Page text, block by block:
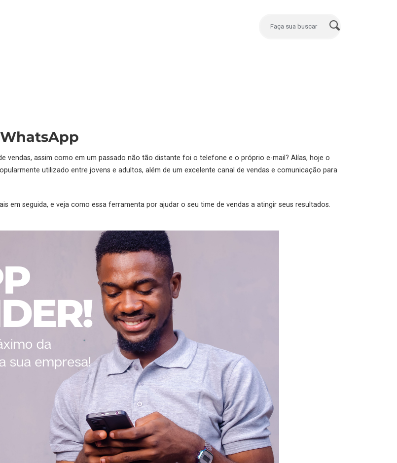
vendas, assim como em um passado não tão distante foi o telefone e o próprio e-mail? Alías, hoje o
utilizado entre jovens e adultos, além de um excelente canal de vendas e comunicação para
em seguida, e veja como essa ferramenta por ajudar o seu time de vendas a atingir seus resultados.